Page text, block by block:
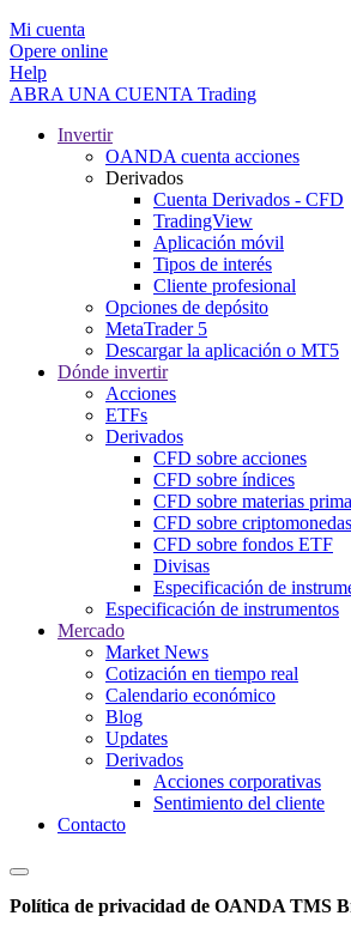
Mi cuenta
Opere online
Help
ABRA UNA CUENTA Trading
Invertir
OANDA cuenta acciones
Derivados
Cuenta Derivados - CFD
TradingView
Aplicación móvil
Tipos de interés
Cliente profesional
Opciones de depósito
MetaTrader 5
Descargar la aplicación o MT5
Dónde invertir
Acciones
ETFs
Derivados
CFD sobre acciones
CFD sobre índices
CFD sobre materias
CFD sobre criptomonedas
CFD sobre fondos ETF
Divisas
Especificación de
Especificación de instrumentos
Mercado
Market News
Cotización en tiempo real
Calendario económico
Blog
Updates
Derivados
Acciones corporativas
Sentimiento del cliente
Contacto
Política de privacidad de OANDA TMS